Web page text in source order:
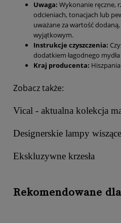
Uwaga: Wykonanie ręczne,
odcieniach, tonacjach lub
uważane za wartość
wyjątkowym.
Instrukcje czyszczenia:
dodatkiem łagodnego
Kraj producenta: Hiszpania
Zobacz także:
Vical - aktualna kolekcja
Designerskie lampy wiszące
Ekskluzywne krzesła
Rekomendowane